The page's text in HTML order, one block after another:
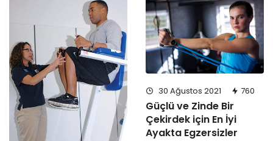
30 Ağustos 2021 760
Güçlü ve Zinde Bir
Çekirdek için En İyi
Ayakta Egzersizler